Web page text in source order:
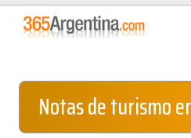
Notas de turismo